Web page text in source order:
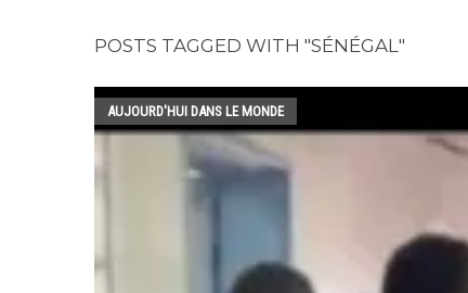
POSTS TAGGED WITH "SÉNÉGAL"
AUJOURD'HUI DANS LE MONDE